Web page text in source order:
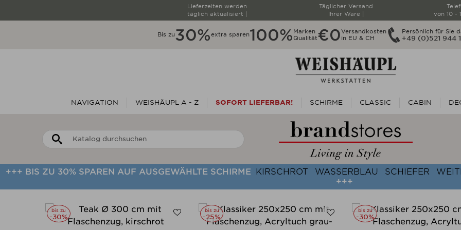
Lieferzeiten werden
täglich aktualisiert |
Täglicher Versand
Ihrer Ware |
von 10 -
Bis zu30%extra sparen100% Marken
Qualität€0Versandkosten
in EU & CH
Persönlich für Sie
+49 (0)521 944
NAVIGATION WEISHÄUPL A - Z SOFORT LIEFERBAR! SCHIRME CLASSIC CABIN
+++ BIS ZU 30% SPAREN AUF AUSGEWÄHLTE SCHIRME KIRSCHROT WASSERBLAU SCHIEFER
+++
bis zu
-30%
bis zu
-25%
bis zu
-30%